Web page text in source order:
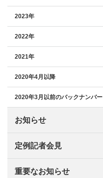
2023年
2022年
2021年
2020年4月以降
2020年3月以前のバックナンバー
お知らせ
定例記者会見
重要なお知らせ